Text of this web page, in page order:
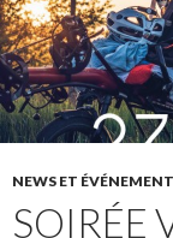
NEWS ET
SOIRÉE